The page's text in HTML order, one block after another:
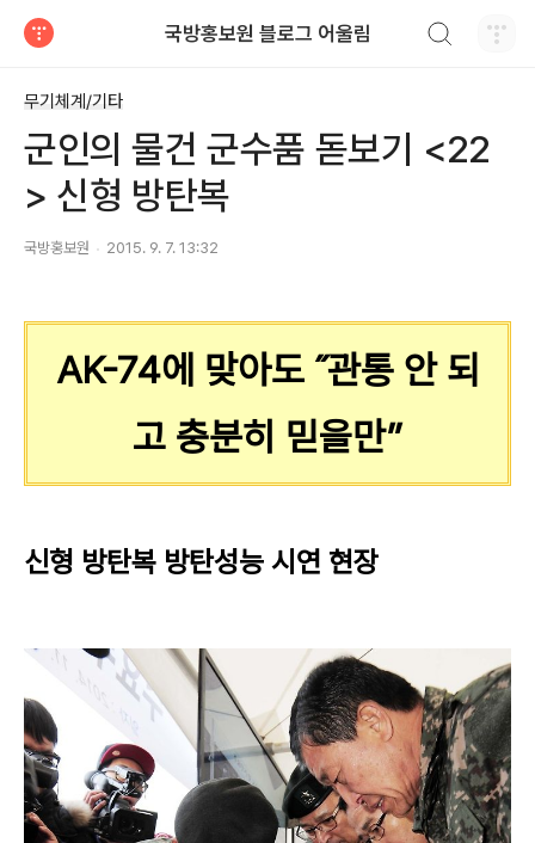
국방홍보원 블로그 어울림
무기체계/기타
군인의 물건 군수품 돋보기 <22
> 신형 방탄복
국방홍보원 2015. 9. 7. 13:32
AK-74에 맞아도 ˝관통 안 되
고 충분히 믿을만”
신형 방탄복 방탄성능 시연 현장